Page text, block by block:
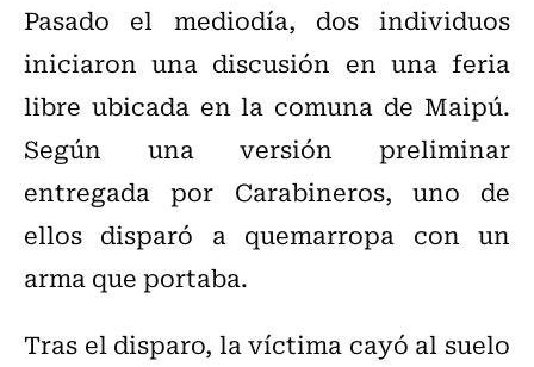
Pasado el mediodía, dos individuos
iniciaron una discusión en una feria
libre ubicada en la comuna de Maipú.
Según una versión preliminar
entregada por Carabineros, uno de
ellos disparó a quemarropa con un
arma que portaba.
Tras el disparo, la víctima cayó al suelo